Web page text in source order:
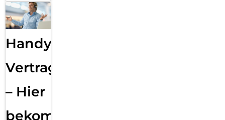
Handy
Vertragsabwicklung
– Hier
bekommst